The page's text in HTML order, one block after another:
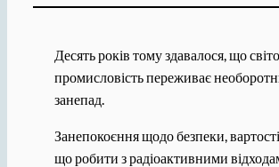
Десять років тому здавалося, що
промисловість переживає
занепад.
Занепокоєння щодо безпеки,
що робити з радіоактивними